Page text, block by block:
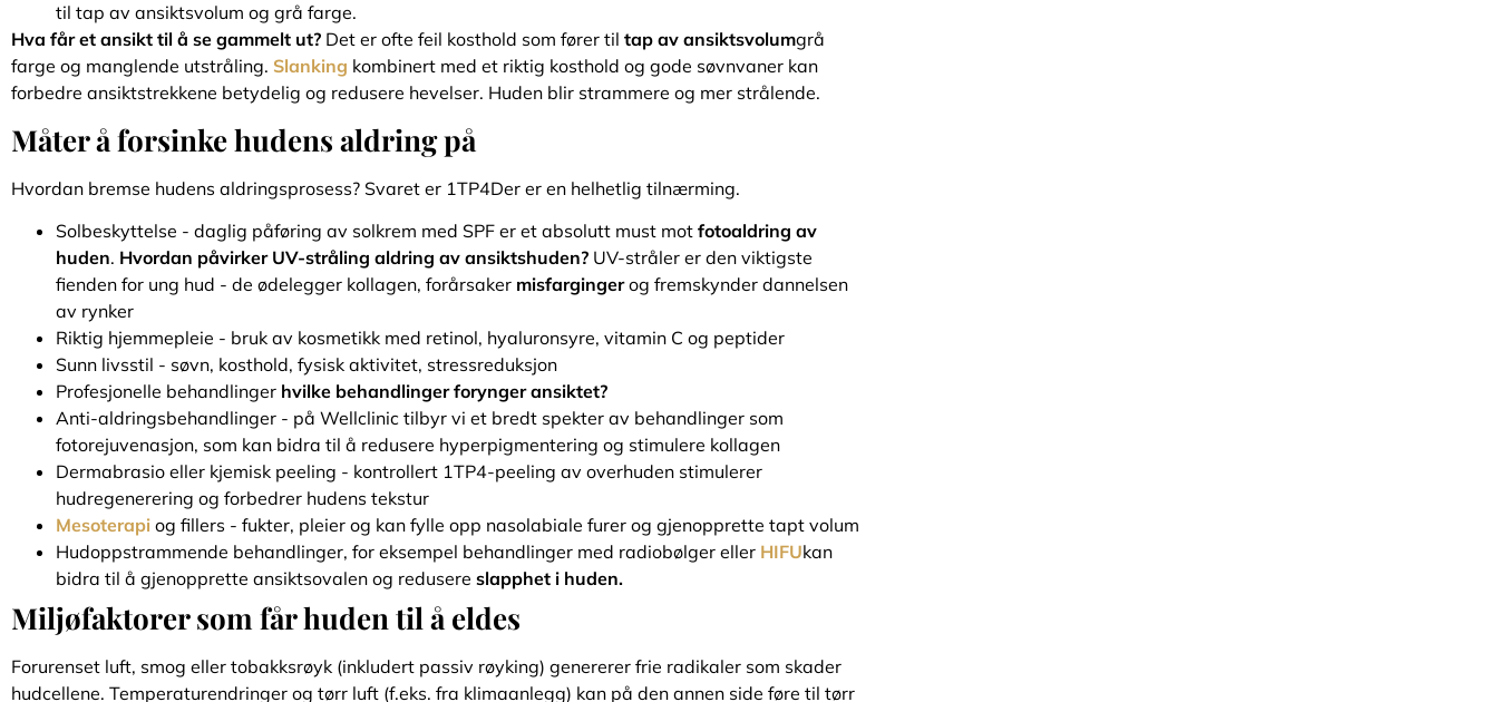
til tap av ansiktsvolum og grå farge.
Hva får et ansikt til å se gammelt ut? Det er ofte feil kosthold som fører til tap av ansiktsvolumgrå
farge og manglende utstråling. Slanking kombinert med et riktig kosthold og gode søvnvaner kan
forbedre ansiktstrekkene betydelig og redusere hevelser. Huden blir strammere og mer strålende.
Måter å forsinke hudens aldring på
Hvordan bremse hudens aldringsprosess? Svaret er 1TP4Der er en helhetlig tilnærming.
Solbeskyttelse - daglig påføring av solkrem med SPF er et absolutt must mot fotoaldring av
huden. Hvordan påvirker UV-stråling aldring av ansiktshuden? UV-stråler er den viktigste
fienden for ung hud - de ødelegger kollagen, forårsaker misfargingerog fremskynder dannelsen
av rynker
Riktig hjemmepleie - bruk av kosmetikk med retinol, hyaluronsyre, vitamin C og peptider
Sunn livsstil - søvn, kosthold, fysisk aktivitet, stressreduksjon
Profesjonelle behandlinger hvilke behandlinger forynger ansiktet?
Anti-aldringsbehandlinger - på Wellclinic tilbyr vi et bredt spekter av behandlinger som
fotorejuvenasjon, som kan bidra til å redusere hyperpigmentering og stimulere kollagen
Dermabrasio eller kjemisk peeling - kontrollert 1TP4-peeling av overhuden stimulerer
hudregenerering og forbedrer hudens tekstur
Mesoterapi og fillers - fukter, pleier og kan fylle opp nasolabiale furer og gjenopprette tapt volum
Hudoppstrammende behandlinger, for eksempel behandlinger med radiobølger eller HIFUkan
bidra til å gjenopprette ansiktsovalen og redusere slapphet i huden.
Miljøfaktorer som får huden til å eldes
Forurenset luft, smog eller tobakksrøyk (inkludert passiv røyking) genererer frie radikaler som skader
hudcellene. Temperaturendringer og tørr luft (f.eks. fra klimaanlegg) kan på den annen side føre til tørr